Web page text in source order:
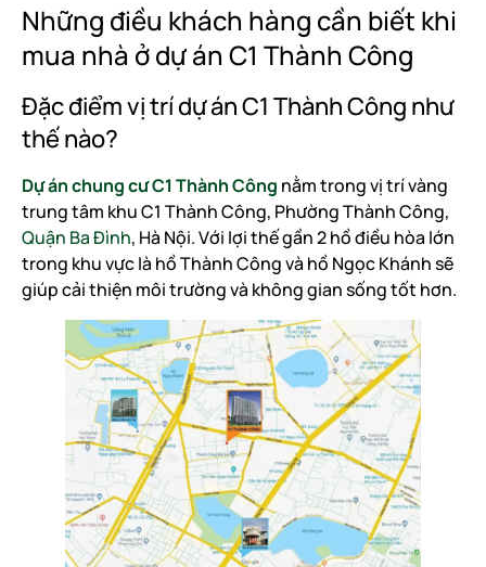
Những điều khách hàng cần biết khi
mua nhà ở dự án C1 Thành Công
Đặc điểm vị trí dự án C1 Thành Công như
thế nào?
Dự án chung cư C1 Thành Công nằm trong vị trí vàng
trung tâm khu C1 Thành Công, Phường Thành Công,
Quận Ba Đình, Hà Nội. Với lợi thế gần 2 hồ điều hòa lớn
trong khu vực là hồ Thành Công và hồ Ngọc Khánh sẽ
giúp cải thiện môi trường và không gian sống tốt hơn.